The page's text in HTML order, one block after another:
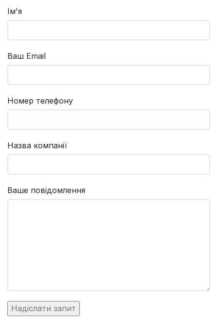
Ім'я
Ваш Email
Номер телефону
Назва компанії
Ваше повідомлення